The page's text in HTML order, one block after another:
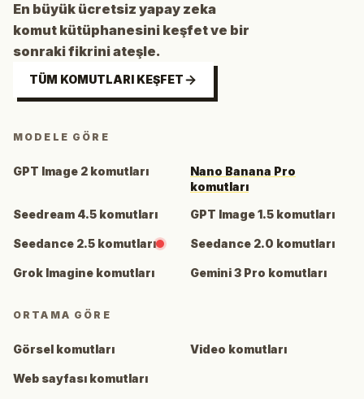
En büyük ücretsiz yapay zeka
komut kütüphanesini keşfet ve bir
sonraki fikrini ateşle.
TÜM KOMUTLARI KEŞFET
MODELE GÖRE
GPT Image 2 komutları
Nano Banana Pro
komutları
Seedream 4.5 komutları
GPT Image 1.5 komutları
Seedance 2.5 komutları Seedance 2.0 komutları
Grok Imagine komutları Gemini 3 Pro komutları
ORTAMA GÖRE
Görsel komutları Video komutları
Web sayfası komutları